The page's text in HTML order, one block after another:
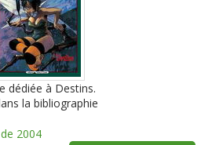
dédiée à Destins.
la bibliographie
2004